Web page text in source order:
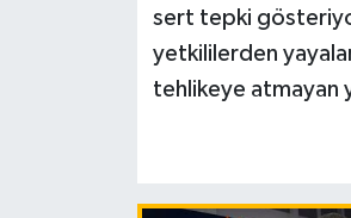
sert tepki
yetkililerden yayalar
tehlikeye atmayan